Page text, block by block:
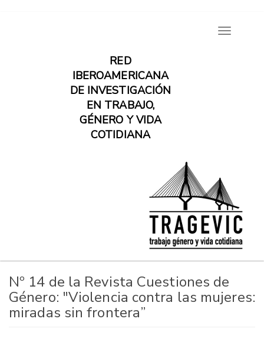
RED
IBEROAMERICANA
DE INVESTIGACIÓN
EN TRABAJO,
GÉNERO Y VIDA
COTIDIANA
Toggle
Nº 14 de la Revista Cuestiones de
Género: "Violencia contra las mujeres:
miradas sin frontera”